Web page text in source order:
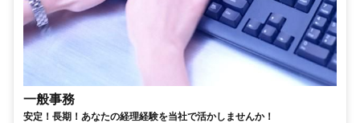
一般事務
安定！長期！あなたの経理経験を当社で活かしませんか！